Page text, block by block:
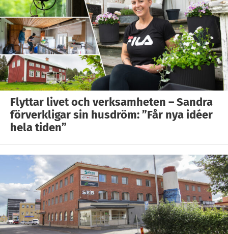
Flyttar livet och verksamheten – Sandra
förverkligar sin husdröm: ”Får nya idéer
hela tiden”